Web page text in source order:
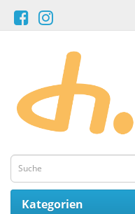
Kategorien